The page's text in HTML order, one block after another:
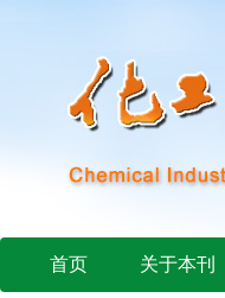
首页 关于本刊